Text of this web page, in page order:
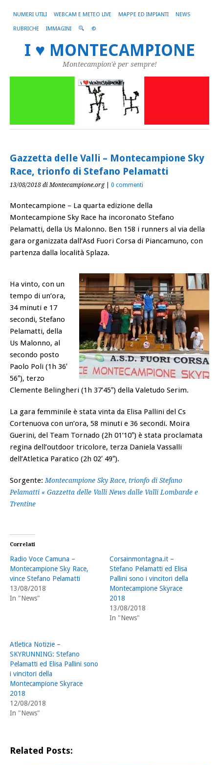
NUMERI UTILI WEBCAM E METEO LIVE MAPPE ED IMPIANTI NEWS
RUBRICHE IMMAGINI ©
I ♥ MONTECAMPIONE
Montecampion'è per sempre!
Gazzetta delle Valli – Montecampione Sky
Race, trionfo di Stefano Pelamatti
13/08/2018 di Montecampione.org| 0 commenti
Montecampione – La quarta edizione della
Montecampione Sky Race ha incoronato Stefano
Pelamatti, della Us Malonno. Ben 158 i runners al via della
gara organizzata dall’Asd Fuori Corsa di Piancamuno, con
partenza dalla località Splaza.
Ha vinto, con un
tempo di un’ora,
34 minuti e 17
secondi, Stefano
Pelamatti, della
Us Malonno, al
secondo posto
Paolo Poli (1h 36′
56″), terzo
Clemente Belingheri (1h 37’45″) della Valetudo Serim.
La gara femminile è stata vinta da Elisa Pallini del Cs
Cortenuova con un’ora, 58 minuti e 36 secondi. Moira
Guerini, del Team Tornado (2h 01’10″) è stata proclamata
regina dell’outdoor tricolore, terza Daniela Vassalli
dell’Atletica Paratico (2h 02′ 49″).
Sorgente: Montecampione Sky Race, trionfo di Stefano
Pelamatti « Gazzetta delle Valli News dalle Valli Lombarde e
Trentine
Correlati
Radio Voce Camuna –
Montecampione Sky Race,
vince Stefano Pelamatti
13/08/2018
In "News"
Corsainmontagna.it –
Stefano Pelamatti ed Elisa
Pallini sono i vincitori della
Montecampione Skyrace
2018
13/08/2018
In "News"
Atletica Notizie –
SKYRUNNING: Stefano
Pelamatti ed Elisa Pallini sono
i vincitori della
Montecampione Skyrace
2018
12/08/2018
In "News"
Related Posts: